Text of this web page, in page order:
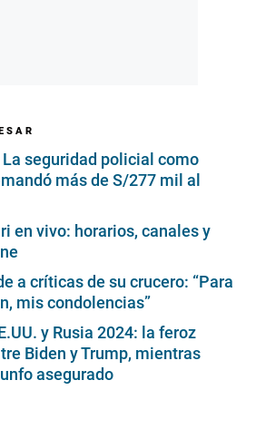
seguridad policial como
más de S/277 mil al
en vivo: horarios, canales y
a críticas de su crucero: “Para
mis condolencias”
y Rusia 2024: la feroz
Biden y Trump, mientras
asegurado